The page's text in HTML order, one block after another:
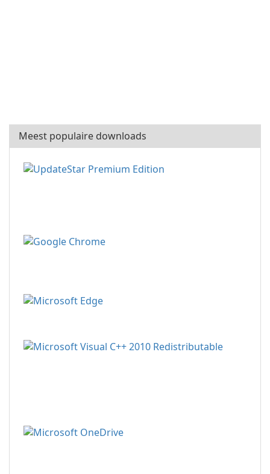
Meest populaire downloads